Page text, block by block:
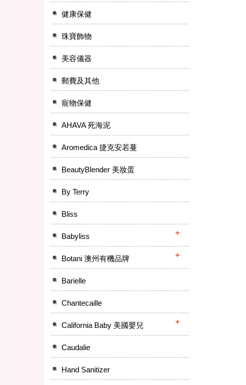
健康保健
珠寶飾物
美容儀器
郵費及其他
寵物保健
AHAVA 死海泥
Aromedica 捷克安若蔓
BeautyBlender 美妝蛋
By Terry
Bliss
Babyliss
Botani 澳州有機品牌
Barielle
Chantecaille
California Baby 美國嬰兒
Caudalie
Hand Sanitizer